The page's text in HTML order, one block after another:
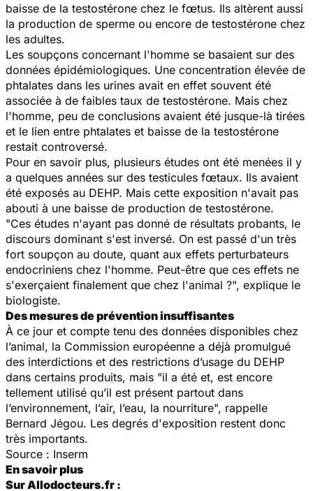
baisse de la testostérone chez le fœtus. Ils altèrent aussi
la production de sperme ou encore de testostérone chez
les adultes.
Les soupçons concernant l'homme se basaient sur des
données épidémiologiques. Une concentration élevée de
phtalates dans les urines avait en effet souvent été
associée à de faibles taux de testostérone. Mais chez
l'homme, peu de conclusions avaient été jusque-là tirées
et le lien entre phtalates et baisse de la testostérone
restait controversé.
Pour en savoir plus, plusieurs études ont été menées il y
a quelques années sur des testicules fœtaux. Ils avaient
été exposés au DEHP. Mais cette exposition n'avait pas
abouti à une baisse de production de testostérone.
"Ces études n'ayant pas donné de résultats probants, le
discours dominant s'est inversé. On est passé d'un très
fort soupçon au doute, quant aux effets perturbateurs
endocriniens chez l'homme. Peut-être que ces effets ne
s'exerçaient finalement que chez l'animal ?", explique le
biologiste.
Des mesures de prévention insuffisantes
À ce jour et compte tenu des données disponibles chez
l’animal, la Commission européenne a déjà promulgué
des interdictions et des restrictions d’usage du DEHP
dans certains produits, mais "il a été et, est encore
tellement utilisé qu’il est présent partout dans
l’environnement, l’air, l’eau, la nourriture", rappelle
Bernard Jégou. Les degrés d'exposition restent donc
très importants.
Source : Inserm
En savoir plus
Sur Allodocteurs.fr :